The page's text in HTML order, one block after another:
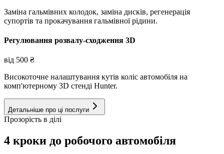
Заміна гальмівних колодок, заміна дисків, регенерація
супортів та прокачування гальмівної рідини.
Регулювання розвалу-сходження 3D
від 500 ₴
Високоточне налаштування кутів коліс автомобіля на
комп'ютерному 3D стенді Hunter.
Детальніше про ці послуги
Прозорість в ділі
4 кроки до робочого автомобіля